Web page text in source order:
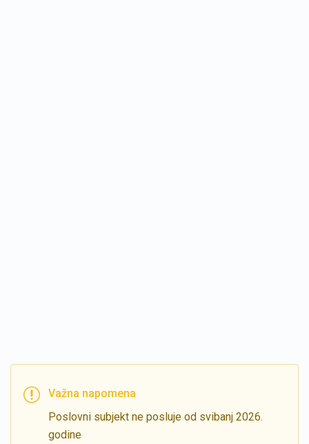
Važna napomena
Poslovni subjekt ne posluje od svibanj 2026.
godine